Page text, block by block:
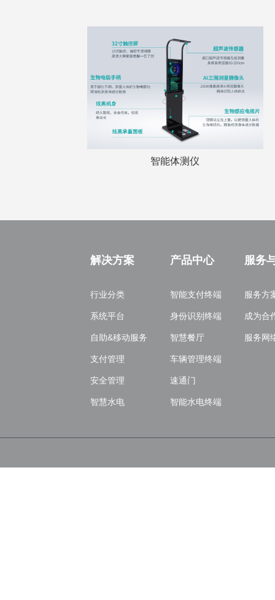
智能体测仪
解决方案
行业分类
系统平台
自助&移动服务
支付管理
安全管理
智慧水电
产品中心
智能支付终端
身份识别终端
智慧餐厅
车辆管理终端
速通门
智能水电终端
服务
服务方
成为合
服务网